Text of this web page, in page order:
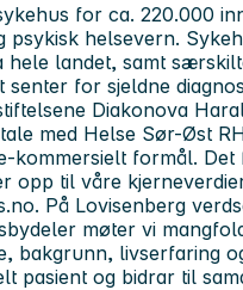
for ca. 220.000
psykisk helsevern.
landet, samt
for sjeldne
Diakonova
med Helse Sør-Øst
kommersielt formål.
opp til våre
På Lovisenberg
møter vi
bakgrunn, livserfaring
pasient og bidrar til